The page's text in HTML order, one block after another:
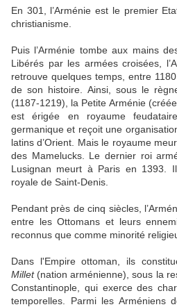
En 301, l’Arménie est le premier
christianisme.
Puis l’Arménie tombe aux mains
Libérés par les armées croisées,
retrouve quelques temps, entre
de son histoire. Ainsi, sous le
(1187-1219), la Petite Arménie
est érigée en royaume
germanique et reçoit une
latins d’Orient. Mais le royaume
des Mamelucks. Le dernier roi
Lusignan meurt à Paris en 1393.
royale de Saint-Denis.
Pendant près de cinq siècles,
entre les Ottomans et leurs
reconnus que comme minorité
Dans l'Empire ottoman, ils
Millet(nation arménienne), sous la
Constantinople, qui exerce des
temporelles. Parmi les Arméniens